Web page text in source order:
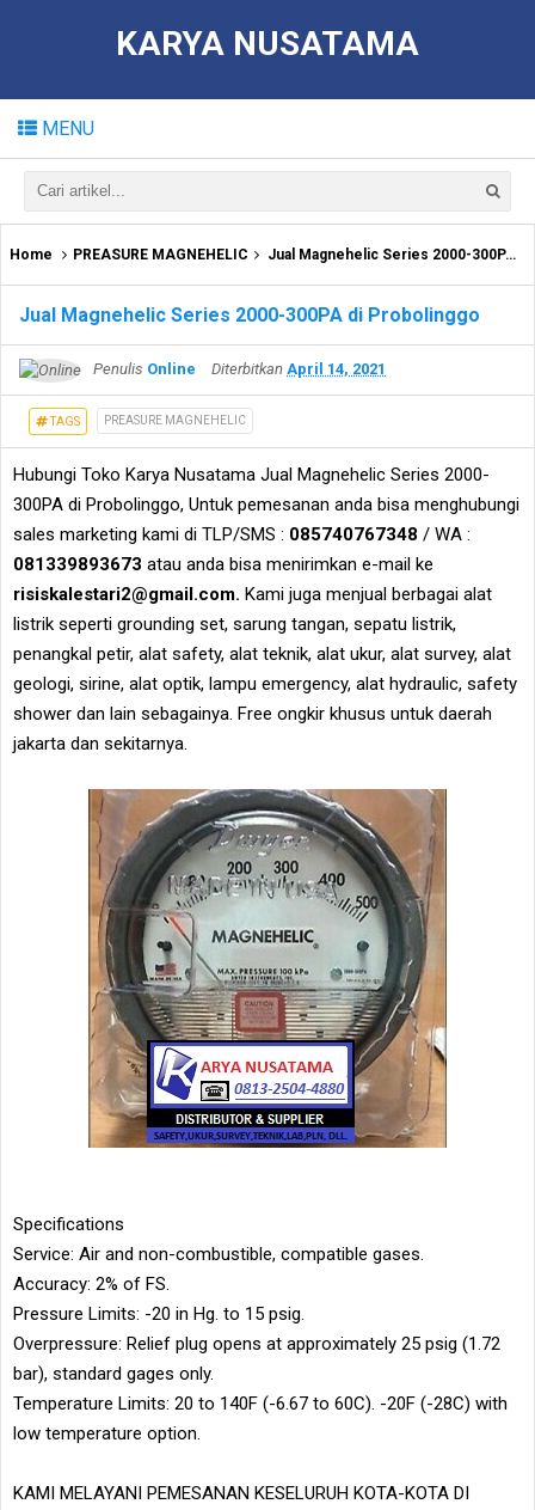
KARYA NUSATAMA
MENU
Home PREASURE MAGNEHELIC Jual Magnehelic Series 2000-300PA di Probolinggo
Jual Magnehelic Series 2000-300PA di Probolinggo
Penulis Online Diterbitkan April 14, 2021
TAGS PREASURE MAGNEHELIC
Hubungi Toko Karya Nusatama Jual Magnehelic Series 2000-
300PA di Probolinggo, Untuk pemesanan anda bisa menghubungi
sales marketing kami di TLP/SMS : 085740767348 / WA :
081339893673 atau anda bisa menirimkan e-mail ke
risiskalestari2@gmail.com. Kami juga menjual berbagai alat
listrik seperti grounding set, sarung tangan, sepatu listrik,
penangkal petir, alat safety, alat teknik, alat ukur, alat survey, alat
geologi, sirine, alat optik, lampu emergency, alat hydraulic, safety
shower dan lain sebagainya. Free ongkir khusus untuk daerah
jakarta dan sekitarnya.
Specifications
Service: Air and non-combustible, compatible gases.
Accuracy: 2% of FS.
Pressure Limits: -20 in Hg. to 15 psig.
Overpressure: Relief plug opens at approximately 25 psig (1.72
bar), standard gages only.
Temperature Limits: 20 to 140F (-6.67 to 60C). -20F (-28C) with
low temperature option.
KAMI MELAYANI PEMESANAN KESELURUH KOTA-KOTA DI